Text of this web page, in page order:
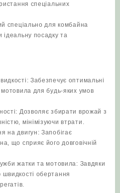
спеціальних
спеціально для комбайна
посадку та
Забезпечує оптимальні
для будь-яких умов
Дозволяє збирати врожай з
мінімізуючи втрати.
на двигун: Запобігає
що сприяє його довговічній
жатки та мотовила: Завдяки
обертання